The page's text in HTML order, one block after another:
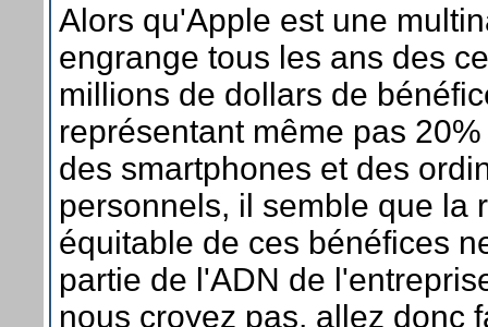
Alors qu'Apple est une
engrange tous les ans des
millions de dollars de
représentant même pas
des smartphones et des
personnels, il semble que la
équitable de ces bénéfices
partie de l'ADN de
nous croyez pas, allez donc